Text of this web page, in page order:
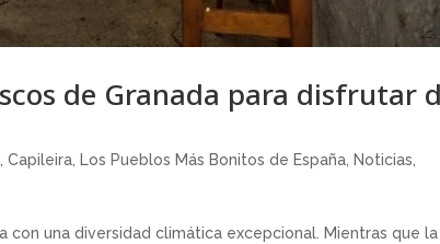
de Granada para disfrutar
,Capileira Los Pueblos Más Bonitos de España Noticias
con una diversidad climática excepcional. Mientras que la